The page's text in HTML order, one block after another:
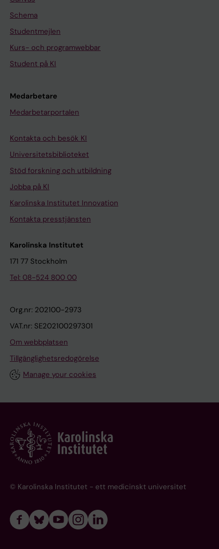
Schema
Studentmejlen
Kurs- och programwebbar
Student på KI
Medarbetare
Medarbetarportalen
Kontakta och besök KI
Universitetsbiblioteket
Stöd forskning och utbildning
Jobba på KI
Karolinska Institutet Innovation
Kontakta presstjänsten
Karolinska Institutet
171 77 Stockholm
Tel: 08-524 800 00
Org.nr: 202100-2973
VAT.nr: SE202100297301
Om webbplatsen
Tillgänglighetsredogörelse
Manage your cookies
© Karolinska Institutet - ett medicinskt universitet